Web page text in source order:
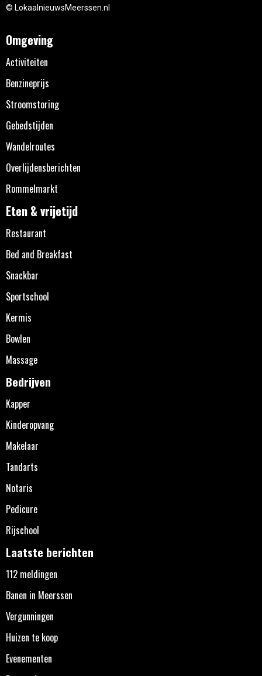
© LokaalnieuwsMeerssen.nl
Omgeving
Activiteiten
Benzineprijs
Stroomstoring
Gebedstijden
Wandelroutes
Overlijdensberichten
Rommelmarkt
Eten & vrijetijd
Restaurant
Bed and Breakfast
Snackbar
Sportschool
Kermis
Bowlen
Massage
Bedrijven
Kapper
Kinderopvang
Makelaar
Tandarts
Notaris
Pedicure
Rijschool
Laatste berichten
112 meldingen
Banen in Meerssen
Vergunningen
Huizen te koop
Evenementen